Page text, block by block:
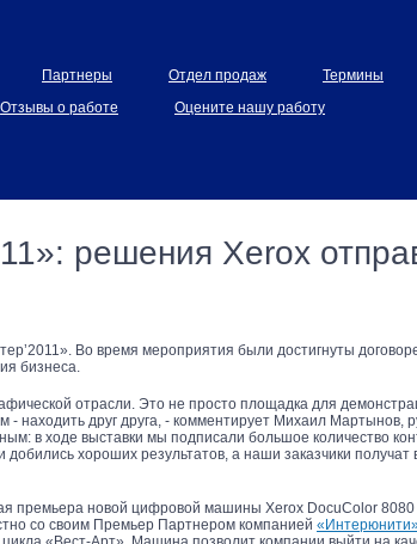
Партнеры Отдел продаж Термины
Отзывы о работе Оцените нашу работу
решения Xerox
Во время мероприятия были достигнуты
бизнеса.
отрасли. Это не просто площадка для
находить друг друга, - комментирует Михаил Мартынов,
в ходе выставки мы подписали большое количество
хороших результатов, а наши заказчики
премьера новой цифровой машины Xerox DocuColor
со своим Премьер Партнером компанией